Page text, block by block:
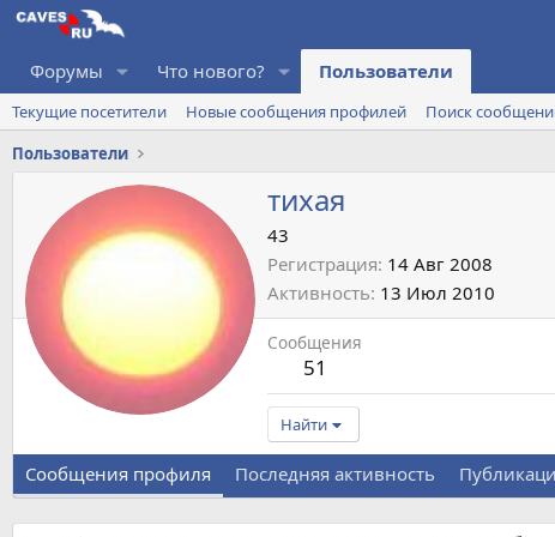
Форумы Что нового? Пользователи
Текущие посетители Новые сообщения профилей
Поиск
Пользователи
тихая
43
Регистрация 14 Авг 2008
Активность 13 Июл 2010
Сообщения
51
Найти
Сообщения профиля Последняя активность